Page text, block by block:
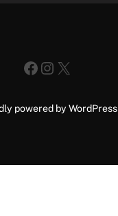
Facebook
Instagram
X
powered by WordPress